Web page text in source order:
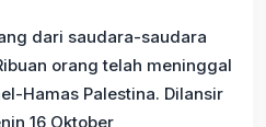
dari saudara-saudara
orang telah meninggal
Hamas Palestina. Dilansir
16 Oktober